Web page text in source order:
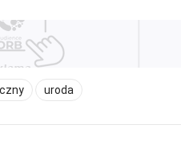
uroda